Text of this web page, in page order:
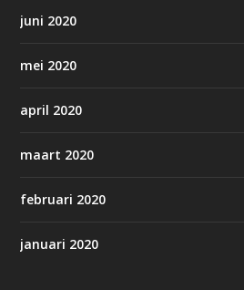
juni 2020
mei 2020
april 2020
maart 2020
februari 2020
januari 2020